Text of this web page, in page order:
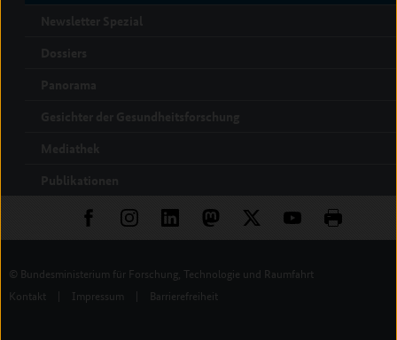
© Bundesministerium für Forschung, Technologie und Raumfahrt
Kontakt
| Impressum | Barrierefreiheit